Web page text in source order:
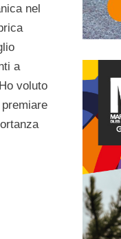
nel
a
Ho voluto